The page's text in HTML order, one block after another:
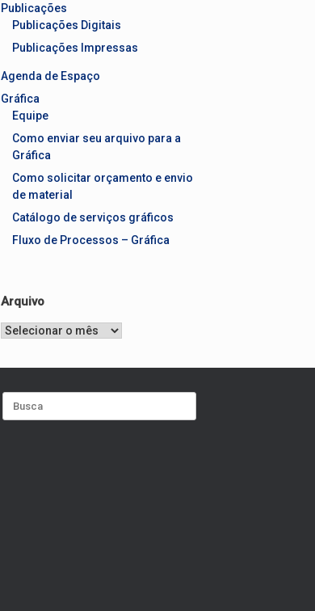
Publicações
Publicações Digitais
Publicações Impressas
Agenda de Espaço
Gráfica
Equipe
Como enviar seu arquivo para a
Gráfica
Como solicitar orçamento e envio
de material
Catálogo de serviços gráficos
Fluxo de Processos – Gráfica
Arquivo
Arquivo
for: